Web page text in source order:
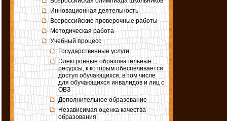
Инновационная деятельность
Всероссийские проверочные работы
Методическая работа
Учебный процесс
Государственные услуги
Электронные образовательные
ресурсы, к которым обеспечивается
доступ обучающихся, в том числе
для обучающихся инвалидов и лиц с
ОВЗ
Дополнительное образование
Независимая оценка качества
образования